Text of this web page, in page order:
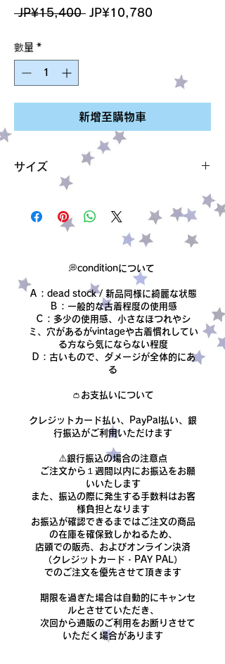
JP¥15,400 一JP¥10,780
數量 *
新增至購物車
サイズ
長さ 58cm
ほし 2cm×2cm
金属部分 ステンレススチール
※一つ一つ手作りのセラミック（陶器）作品
です。
高いところから落としたりぶつけたりしない
ようにお願いします。
💭conditionについて
Ａ：dead stock / 新品同様に綺麗な状態
Ｂ：一般的な古着程度の使用感
Ｃ：多少の使用感、小さなほつれやシ
ミ、穴があるがvintageや古着慣れしてい
る方なら気にならない程度
Ｄ：古いもので、ダメージが全体的にあ
る​
👛お支払いについて
クレジットカード払い、PayPal払い、銀
行振込がご利用いただけます
​⚠️銀行振込の場合の注意点
ご注文から１週間以内にお振込をお願
いいたします
また、振込の際に発生する手数料はお客
様負担となります
​お振込が確認できるまではご注文の商品
の在庫を確保致しかねるため、
店頭での販売、およびオンライン決済
（クレジットカード・PAY PAL）
でのご注文を優先させて頂きます
期限を過ぎた場合は自動的にキャンセ
ルとさせていただき、
次回から通販のご利用をお断りさせて
いただく場合があります